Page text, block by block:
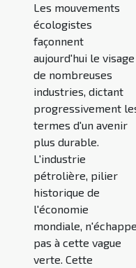
Les mouvements
écologistes
façonnent
aujourd'hui le visage
de nombreuses
industries, dictant
progressivement
termes d'un avenir
plus durable.
L'industrie
pétrolière, pilier
historique de
l'économie
mondiale, n'échappe
pas à cette vague
verte. Cette